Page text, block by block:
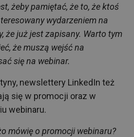
żeby pamiętać, że to, że ktoś
wydarzeniem na
że już jest zapisany. Warto tym
że muszą wejść na
się na webinar.
newslettery LinkedIn też
się w promocji oraz w
webinaru.
mówię o promocji webinaru?